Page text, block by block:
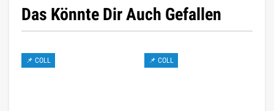
Das Könnte Dir Auch Gefallen
📌 COLL 📌 COLL